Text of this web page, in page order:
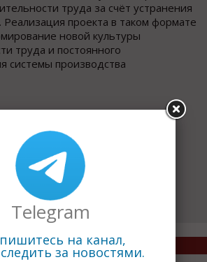
труда за счёт устранения
Реализация проекта в таком формате
новой культуры
труда и постоянного
системы производства
новостей
промышленности»
теме
Telegram
на канал,
за новостями.